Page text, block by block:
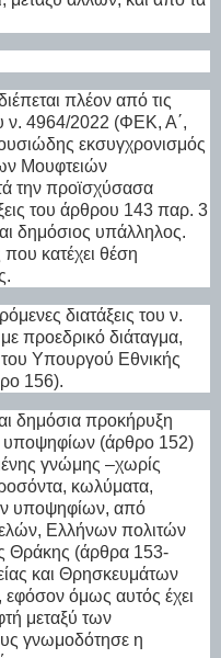
πλέον από τις
ν. 4964/2022 (ΦΕΚ, Α΄,
εκσυγχρονισμός
Μουφτειών
την προϊσχύσασα
του άρθρου 143 παρ. 3
δημόσιος υπάλληλος.
κατέχει θέση
διατάξεις του ν.
προεδρικό διάταγμα,
Υπουργού Εθνικής
156).
δημόσια προκήρυξη
υποψηφίων (άρθρο 152)
γνώμης –χωρίς
κωλύματα,
υποψηφίων, από
Ελλήνων πολιτών
Θράκης (άρθρα 153-
και Θρησκευμάτων
εφόσον όμως αυτός έχει
μεταξύ των
γνωμοδότησε η